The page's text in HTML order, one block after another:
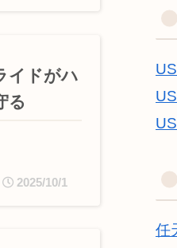
イドがハ
る
2025/10/1
任